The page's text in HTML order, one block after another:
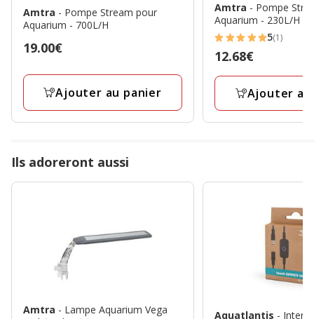
Amtra - Pompe Stream pour
Aquarium - 700L/H
Prix
19.00€
Ajouter au panier
Amtra - Pompe
Aquarium - 230L/H
5
étoiles
avec
avis
5(1)
Prix
12.68€
12.68€
Ajouter
Ils adoreront aussi
Amtra - Lampe Aquarium Vega
Aquatlantis -